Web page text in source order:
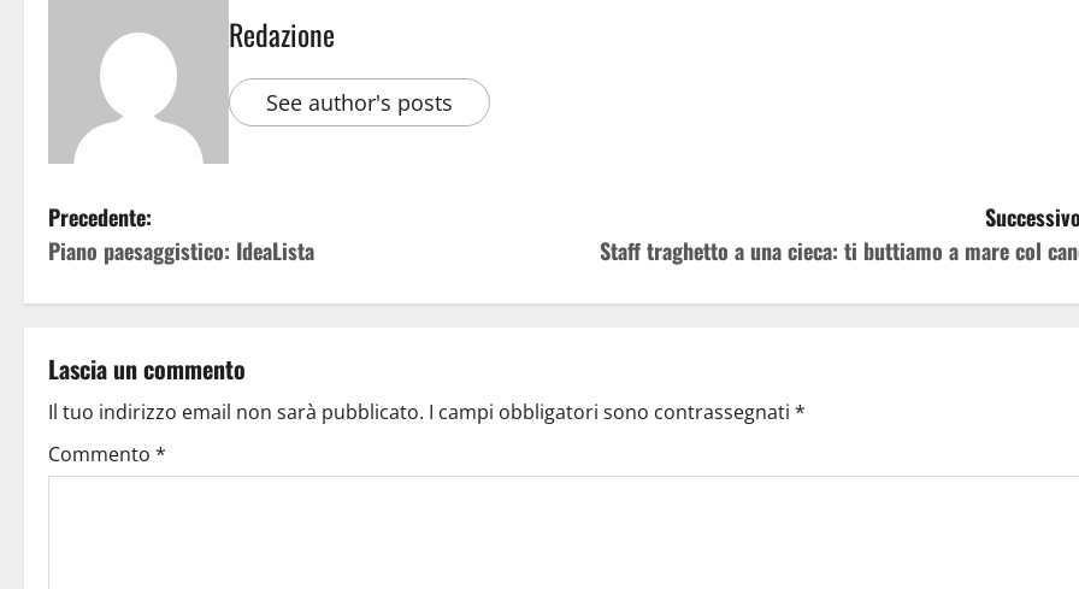
Redazione
See author's posts
Precedente:
Piano paesaggistico: IdeaLista
Staff traghetto a una cieca: ti buttiamo a mare col
Lascia un commento
Il tuo indirizzo email non sarà pubblicato. I campi obbligatori sono contrassegnati *
Commento *